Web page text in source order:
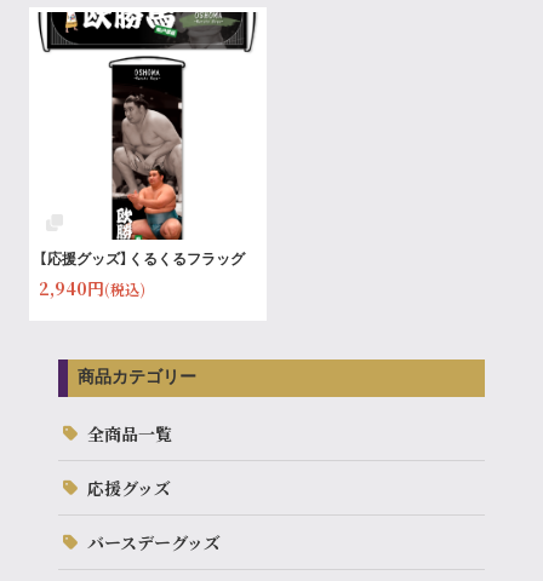
【応援グッズ】くるくるフラッグ
2,940円(税込)
商品カテゴリー
全商品一覧
応援グッズ
バースデーグッズ